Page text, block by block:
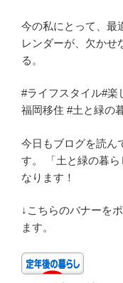
今の私にとって、最
レンダーが、欠かせ
る。
#ライフスタイル#楽
福岡移住 #土と緑の
今日もブログを読ん
す。 「土と緑の暮
なります！
↓こちらのバナーを
ます。